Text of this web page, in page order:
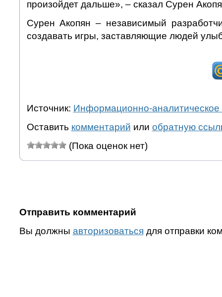
произойдет дальше», – сказал Сурен
Сурен Акопян – независимый
создавать игры, заставляющие людей
Источник: Информационно-аналитическое
Оставить комментарий или обратную
(Пока оценок нет)
Отправить комментарий
Вы должны авторизоваться для отправки